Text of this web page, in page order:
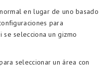
en lugar de uno basado
para
selecciona un gizmo
seleccionar un área con